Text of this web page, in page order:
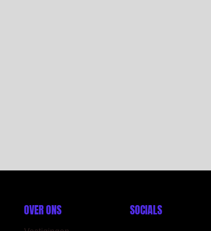
OVER ONS SOCIALS